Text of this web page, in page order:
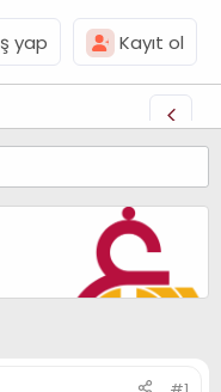
yap Kayıt ol